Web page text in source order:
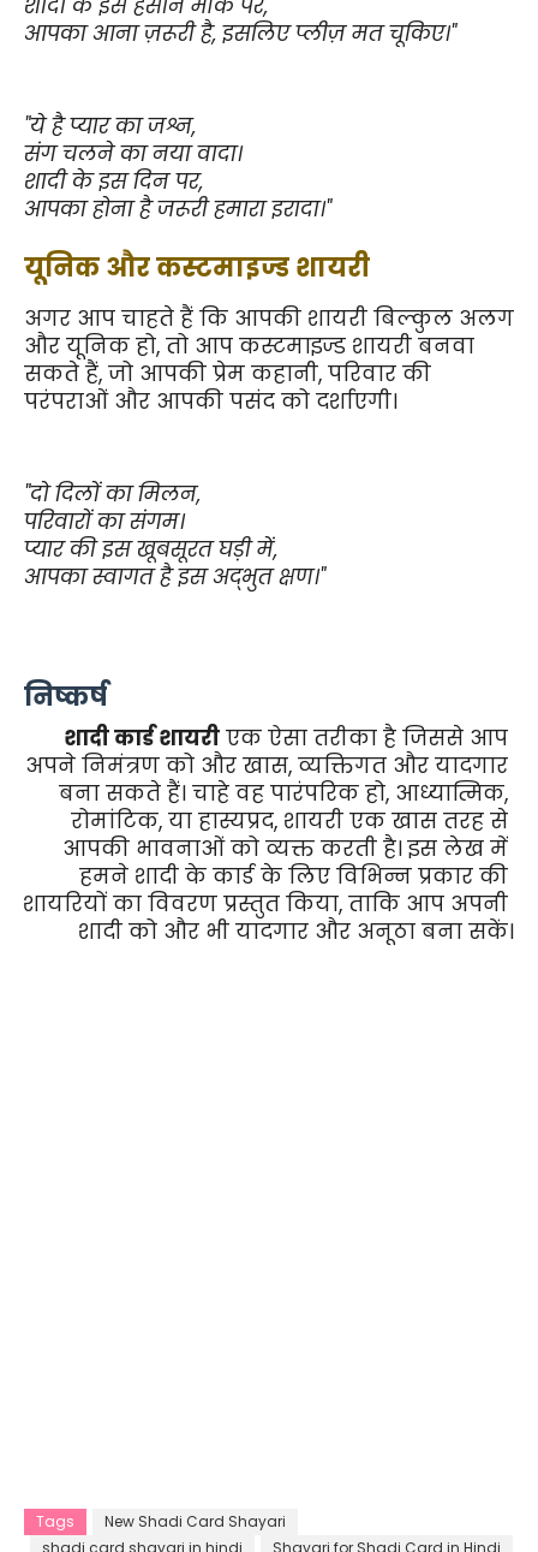
शादी के इस हसीन मौके पर,
आपका आना ज़रूरी है, इसलिए प्लीज़ मत चूकिए।"
"ये है प्यार का जश्न,
संग चलने का नया वादा।
शादी के इस दिन पर,
आपका होना है जरूरी हमारा इरादा।"
यूनिक और कस्टमाइज्ड शायरी
अगर आप चाहते हैं कि आपकी शायरी बिल्कुल अलग
और यूनिक हो, तो आप कस्टमाइज्ड शायरी बनवा
सकते हैं, जो आपकी प्रेम कहानी, परिवार की
परंपराओं और आपकी पसंद को दर्शाएगी।
"दो दिलों का मिलन,
परिवारों का संगम।
प्यार की इस खूबसूरत घड़ी में,
आपका स्वागत है इस अद्भुत क्षण।"
निष्कर्ष
शादी कार्ड शायरी एक ऐसा तरीका है जिससे आप
अपने निमंत्रण को और खास, व्यक्तिगत और यादगार
बना सकते हैं। चाहे वह पारंपरिक हो, आध्यात्मिक,
रोमांटिक, या हास्यप्रद, शायरी एक खास तरह से
आपकी भावनाओं को व्यक्त करती है। इस लेख में
हमने शादी के कार्ड के लिए विभिन्न प्रकार की
शायरियों का विवरण प्रस्तुत किया, ताकि आप अपनी
शादी को और भी यादगार और अनूठा बना सकें।
Tags
New Shadi Card Shayari